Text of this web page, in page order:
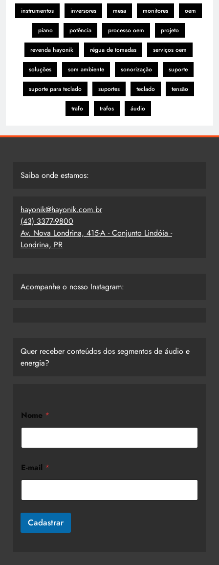
instrumentos inversores mesa monitores oem
piano potência processo oem projeto
revenda hayonik régua de tomadas serviços oem
soluções som ambiente sonorização suporte
suporte para teclado suportes teclado tensão
trafo trafos áudio
Saiba onde estamos:
hayonik@hayonik.com.br
(43) 3377-9800
Av. Nova Londrina, 415-A - Conjunto Lindóia -
Londrina, PR
Acompanhe o nosso Instagram:
Quer receber conteúdos dos segmentos de áudio e
energia?
Nome *
E-mail *
Cadastrar